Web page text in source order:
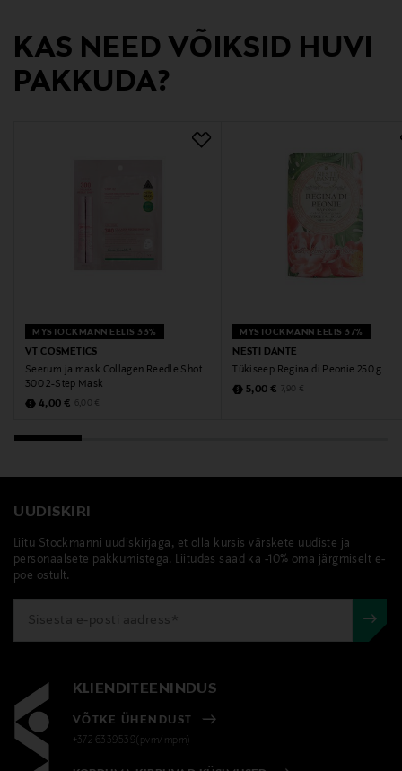
https://boreas.fi/pages/ota-yhteytta
Märksõnad
KAS NEED VÕIKSID HUVI
PAKKUDA?
MYSTOCKMANN EELIS 33%
VT COSMETICS
Seerum ja mask Collagen Reedle Shot
300 2-Step Mask
Discounted Price
4,00 € Original Price
6,00 €
MYSTOCKMANN EELIS 37%
NESTI DANTE
Tükiseep Regina di Peonie 250 g
Discounted Price
5,00 € Original Price
7,90 €
UUDISKIRI
Liitu Stockmanni uudiskirjaga, et olla kursis värskete uudiste ja
personaalsete pakkumistega. Liitudes saad ka -10% oma järgmiselt e-
poe ostult.
KLIENDITEENINDUS
VÕTKE ÜHENDUST
+372 6339539(pvm/mpm)